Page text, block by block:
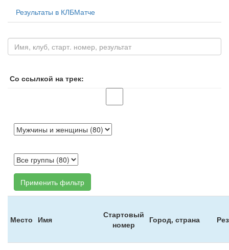
Результаты в КЛБМатче
Со ссылкой на трек:
Применить фильтр
Место Имя
Стартовый
номер
Город, страна